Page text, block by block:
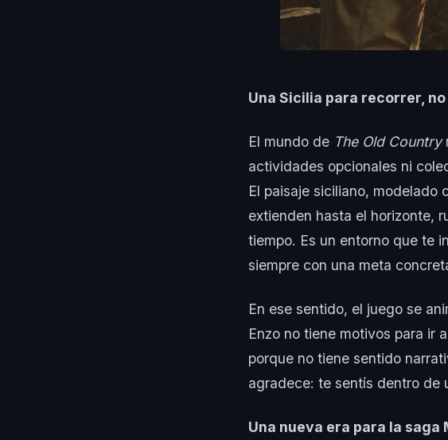
Una Sicilia para recorrer,
El mundo de The Old Country
actividades opcionales ni
El paisaje siciliano, modelado
extienden hasta el horizonte,
tiempo. Es un entorno que te
siempre con una meta
En ese sentido, el juego se
Enzo no tiene motivos para ir
porque no tiene sentido
agradece: te sentís dentro de
Una nueva era para la saga